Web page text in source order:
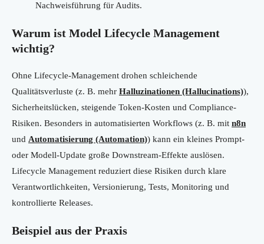
Nachweisführung für Audits.
Warum ist Model Lifecycle Management
wichtig?
Ohne Lifecycle-Management drohen schleichende
Qualitätsverluste (z. B. mehr Halluzinationen (Hallucinations)),
Sicherheitslücken, steigende Token-Kosten und Compliance-
Risiken. Besonders in automatisierten Workflows (z. B. mit n8n
und Automatisierung (Automation)) kann ein kleines Prompt-
oder Modell-Update große Downstream-Effekte auslösen.
Lifecycle Management reduziert diese Risiken durch klare
Verantwortlichkeiten, Versionierung, Tests, Monitoring und
kontrollierte Releases.
Beispiel aus der Praxis